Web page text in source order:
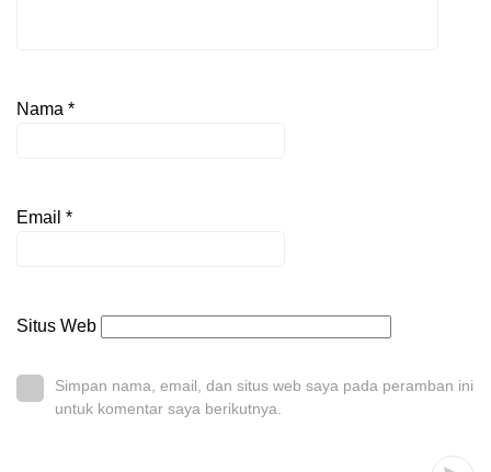
Nama *
Email *
Situs Web
Simpan nama, email, dan situs web saya pada peramban ini
untuk komentar saya berikutnya.